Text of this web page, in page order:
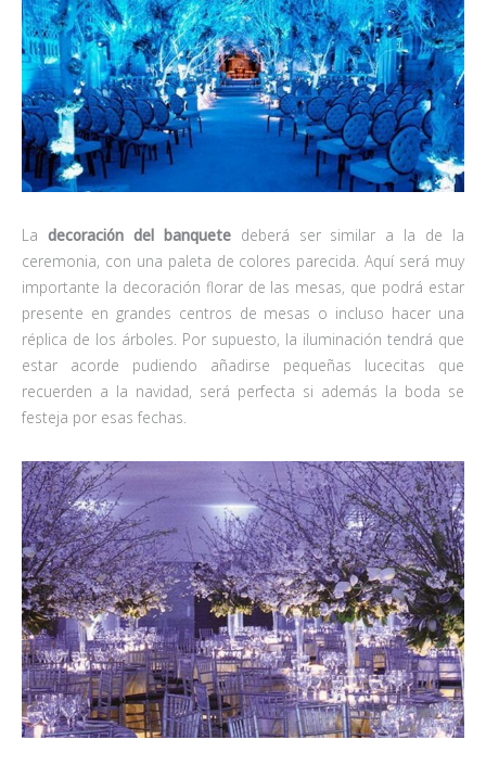
La decoración del banquetedeberá ser similar a la de la
ceremonia, con una paleta de colores parecida. Aquí será muy
importante la decoración florar de las mesas, que podrá estar
presente en grandes centros de mesas o incluso hacer una
réplica de los árboles. Por supuesto, la iluminación tendrá que
estar acorde pudiendo añadirse pequeñas lucecitas que
recuerden a la navidad, será perfecta si además la boda se
festeja por esas fechas.